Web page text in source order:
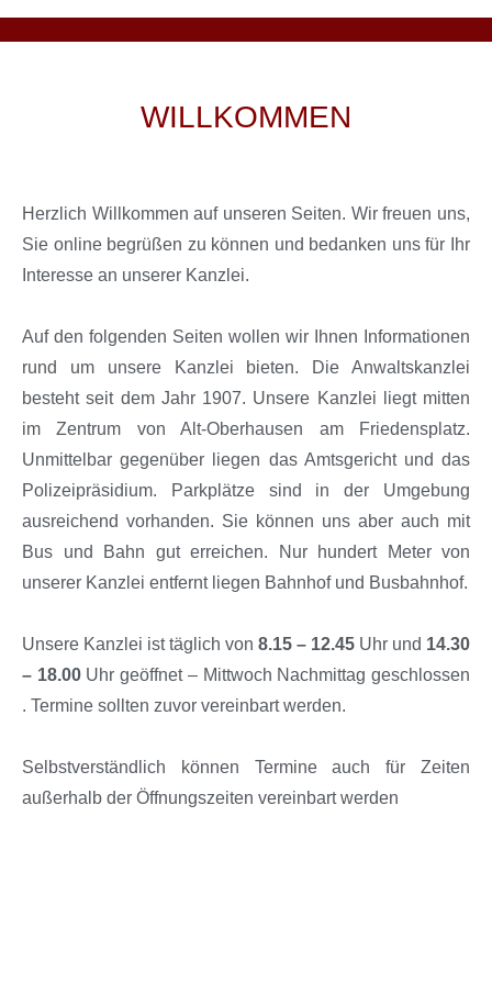
WILLKOMMEN
Herzlich Willkommen auf unseren Seiten. Wir freuen uns,
Sie online begrüßen zu können und bedanken uns für Ihr
Interesse an unserer Kanzlei.
Auf den folgenden Seiten wollen wir Ihnen Informationen
rund um unsere Kanzlei bieten. Die Anwaltskanzlei
besteht seit dem Jahr 1907. Unsere Kanzlei liegt mitten
im Zentrum von Alt-Oberhausen am Friedensplatz.
Unmittelbar gegenüber liegen das Amtsgericht und das
Polizeipräsidium. Parkplätze sind in der Umgebung
ausreichend vorhanden. Sie können uns aber auch mit
Bus und Bahn gut erreichen. Nur hundert Meter von
unserer Kanzlei entfernt liegen Bahnhof und Busbahnhof.
Unsere Kanzlei ist täglich von 8.15 – 12.45 Uhr und 14.30
– 18.00Uhr geöffnet – Mittwoch Nachmittag geschlossen
. Termine sollten zuvor vereinbart werden.
Selbstverständlich können Termine auch für Zeiten
außerhalb der Öffnungszeiten vereinbart werden